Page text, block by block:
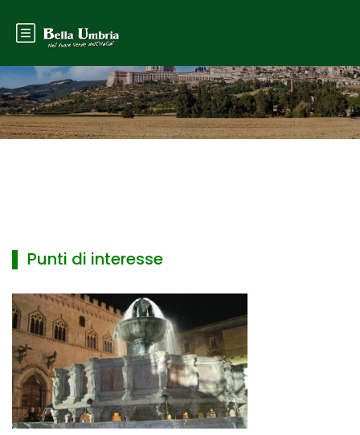
▌ Punti di interesse